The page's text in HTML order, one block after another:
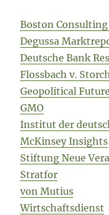
Boston
Degussa
Deutsche Bank
Flossbach v.
Geopolitical
GMO
Institut der
McKinsey Insights
Stiftung Neue
Stratfor
von Mutius
Wirtschaftsdienst